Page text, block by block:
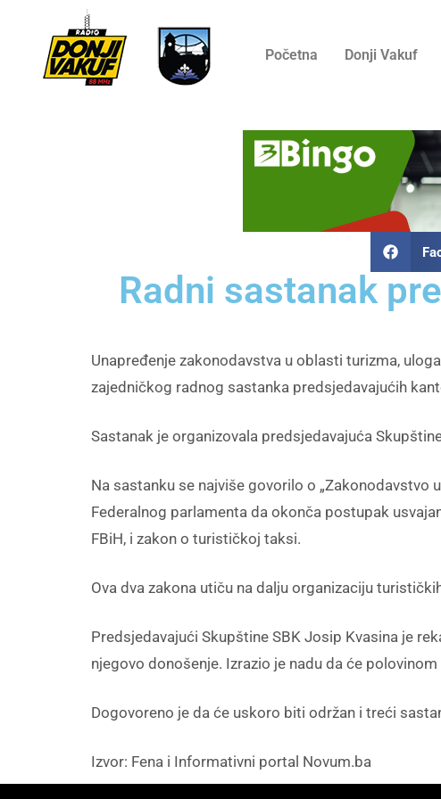
Početna Donji Vakuf
Radni sastanak
Unapređenje zakonodavstva u oblasti turizma,
zajedničkog radnog sastanka predsjedavajućih
Sastanak je organizovala predsjedavajuća
Na sastanku se najviše govorilo o „Zakonodavstvo
Federalnog parlamenta da okonča postupak
FBiH, i zakon o turističkoj taksi.
Ova dva zakona utiču na dalju organizaciju
Predsjedavajući Skupštine SBK Josip Kvasina je
njegovo donošenje. Izrazio je nadu da će
Dogovoreno je da će uskoro biti održan i treći
Izvor: Fena i Informativni portal Novum.ba